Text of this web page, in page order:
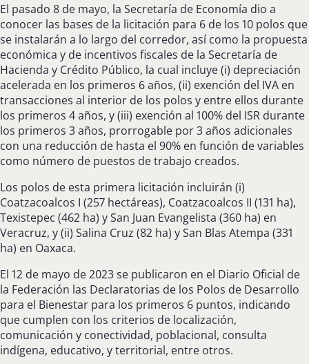
El pasado 8 de mayo, la Secretaría de Economía dio a
conocer las bases de la licitación para 6 de los 10 polos que
se instalarán a lo largo del corredor, así como la propuesta
económica y de incentivos fiscales de la Secretaría de
Hacienda y Crédito Público, la cual incluye (i) depreciación
acelerada en los primeros 6 años, (ii) exención del IVA en
transacciones al interior de los polos y entre ellos durante
los primeros 4 años, y (iii) exención al 100% del ISR durante
los primeros 3 años, prorrogable por 3 años adicionales
con una reducción de hasta el 90% en función de variables
como número de puestos de trabajo creados.
Los polos de esta primera licitación incluirán (i)
Coatzacoalcos I (257 hectáreas), Coatzacoalcos II (131 ha),
Texistepec (462 ha) y San Juan Evangelista (360 ha) en
Veracruz, y (ii) Salina Cruz (82 ha) y San Blas Atempa (331
ha) en Oaxaca.
El 12 de mayo de 2023 se publicaron en el Diario Oficial de
la Federación las Declaratorias de los Polos de Desarrollo
para el Bienestar para los primeros 6 puntos, indicando
que cumplen con los criterios de localización,
comunicación y conectividad, poblacional, consulta
indígena, educativo, y territorial, entre otros.